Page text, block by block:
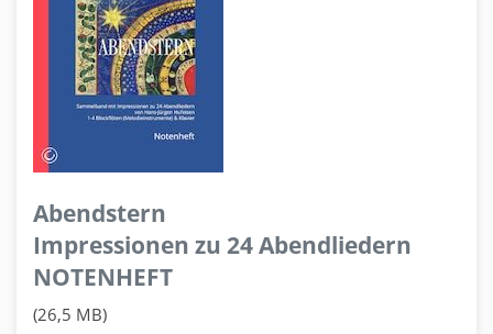
Abendstern
Impressionen zu 24 Abendliedern
NOTENHEFT
(26,5 MB)